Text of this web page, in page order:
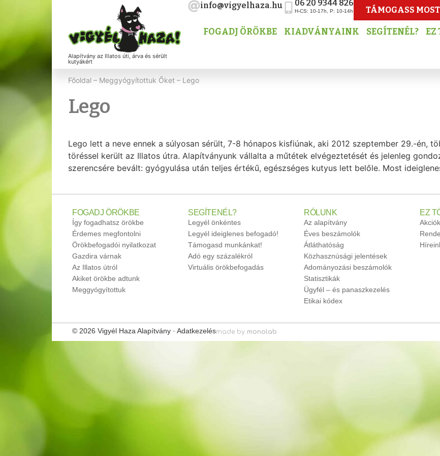
Alapítvány az Illatos úti, árva és sérült
kutyákért
info@vigyelhaza.hu 06 20 9344 826
H-CS: 10-17h, P: 10-14h TÁMOGASS
FOGADJ ÖRÖKBE KIADVÁNYAINK SEGÍTENÉL? EZ
Főoldal – Meggyógyítottuk Őket – Lego
Lego
Lego lett a neve ennek a súlyosan sérült, 7-8 hónapos kisfiúnak, aki 2012 szeptember 29.-én,
töréssel került az Illatos útra. Alapítványunk vállalta a műtétek elvégeztetését és jelenleg
szerencsére bevált: gyógyulása után teljes értékű, egészséges kutyus lett belőle. Most
FOGADJ ÖRÖKBE
Így fogadhatsz örökbe
Érdemes megfontolni
Örökbefogadói nyilatkozat
Gazdira várnak
Az Illatos útról
Akiket örökbe adtunk
Meggyógyítottuk
SEGÍTENÉL?
Legyél önkéntes
Legyél ideiglenes befogadó!
Támogasd munkánkat!
Adó egy százalékról
Virtuális örökbefogadás
RÓLUNK
Az alapítvány
Éves beszámolók
Átláthatóság
Közhasznúsági jelentések
Adományozási beszámolók
Statisztikák
Ügyfél – és panaszkezelés
Etikai kódex
EZ
© 2026 Vigyél Haza Alapítvány · Adatkezelésmade by monolab